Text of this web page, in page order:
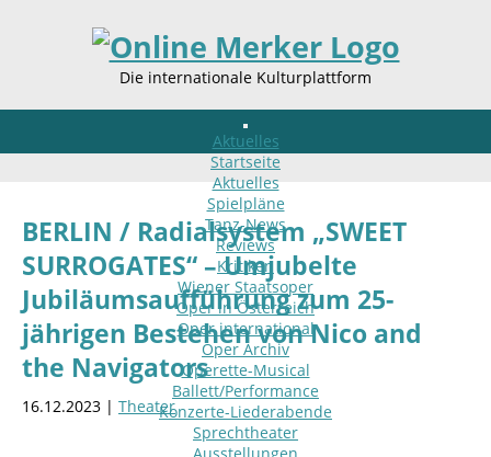
Die internationale Kulturplattform
Aktuelles
Startseite
Aktuelles
Spielpläne
Tanz-News
Reviews
Kritiken
Wiener Staatsoper
Oper in Österreich
Oper international
Oper Archiv
Operette-Musical
Ballett/Performance
Konzerte-Liederabende
Sprechtheater
BERLIN / Radialsystem „SWEET
SURROGATES“ – Umjubelte
Jubiläumsaufführung zum 25-
jährigen Bestehen von Nico and
the Navigators
16.12.2023 | Theater